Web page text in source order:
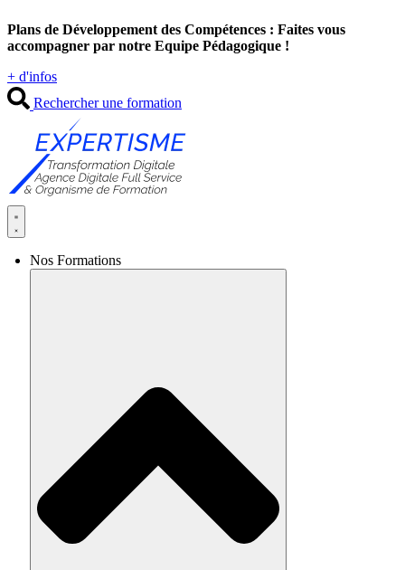
au
contenu
Plans de Développement des Compétences : Faites vous
accompagner par notre Equipe Pédagogique !
+ d'infos
Rechercher une formation
Nos Formations